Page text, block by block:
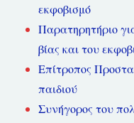
εκφοβισμό
Παρατηρητήριο
βίας και του
Επίτροπος
παιδιού
Συνήγορος του